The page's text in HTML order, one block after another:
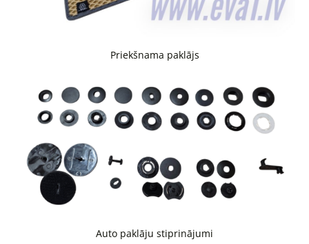
Priekšnama paklājs
Auto paklāju stiprinājumi